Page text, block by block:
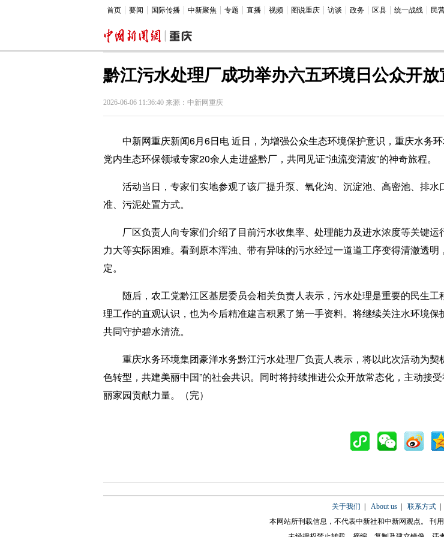
首页 要闻 国际传播 中新聚焦 专题 直播 视频 图说重庆 访谈 政务 区县 统一战线 民
黔江污水处理厂成功举办六五环境日公众开放
2026-06-06 11:36:40 来源：中新网重庆
中新网重庆新闻6月6日电 近日，为增强公众生态环境保护意识，重庆水务
党内生态环保领域专家20余人走进盛黔厂，共同见证“浊流变清波”的神奇旅程。
活动当日，专家们实地参观了该厂提升泵、氧化沟、沉淀池、高密池、排水
准、污泥处置方式。
厂区负责人向专家们介绍了目前污水收集率、处理能力及进水浓度等关键运
力大等实际困难。看到原本浑浊、带有异味的污水经过一道道工序变得清澈透
定。
随后，农工党黔江区基层委员会相关负责人表示，污水处理是重要的民生工
理工作的直观认识，也为今后精准建言积累了第一手资料。将继续关注水环境保
共同守护碧水清流。
重庆水务环境集团豪洋水务黔江污水处理厂负责人表示，将以此次活动为契
色转型，共建美丽中国”的社会共识。同时将持续推进公众开放常态化，主动接
丽家园贡献力量。（完）
关于我们 About us| 联系方式|
本网站所刊载信息，不代表中新社和中新网观点。 刊